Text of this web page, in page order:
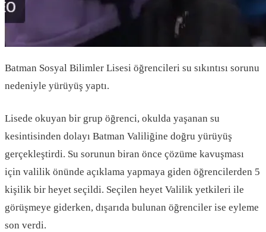
Batman Sosyal Bilimler Lisesi öğrencileri su sıkıntısı sorunu
nedeniyle yürüyüş yaptı.
Lisede okuyan bir grup öğrenci, okulda yaşanan su
kesintisinden dolayı Batman Valiliğine doğru yürüyüş
gerçekleştirdi. Su sorunun biran önce çözüme kavuşması
için valilik önünde açıklama yapmaya giden öğrencilerden 5
kişilik bir heyet seçildi. Seçilen heyet Valilik yetkileri ile
görüşmeye giderken, dışarıda bulunan öğrenciler ise eyleme
son verdi.